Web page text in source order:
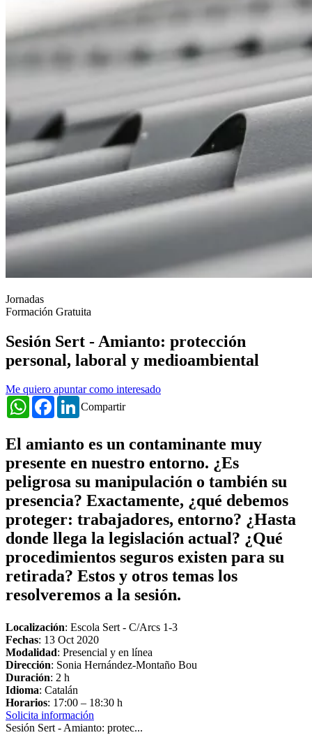
Jornadas
Formación Gratuita
Sesión Sert - Amianto: protección
personal, laboral y medioambiental
Me quiero apuntar como interesado
Compartir
WhatsAppFacebookLinkedIn
El amianto es un contaminante muy
presente en nuestro entorno. ¿Es
peligrosa su manipulación o también su
presencia? Exactamente, ¿qué debemos
proteger: trabajadores, entorno? ¿Hasta
donde llega la legislación actual? ¿Qué
procedimientos seguros existen para su
retirada? Estos y otros temas los
resolveremos a la sesión.
Localización: Escola Sert - C/Arcs 1-3
Fechas: 13 Oct 2020
Modalidad: Presencial y en línea
Dirección: Sonia Hernández-Montaño Bou
Duración: 2 h
Idioma: Catalán
Horarios: 17:00 – 18:30 h
Solicita información
Sesión Sert - Amianto: protec...